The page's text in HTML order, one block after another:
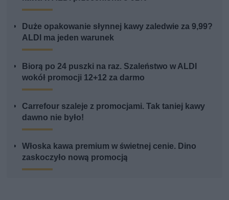
Duże opakowanie słynnej kawy zaledwie za 9,99?
ALDI ma jeden warunek
Biorą po 24 puszki na raz. Szaleństwo w ALDI
wokół promocji 12+12 za darmo
Carrefour szaleje z promocjami. Tak taniej kawy
dawno nie było!
Włoska kawa premium w świetnej cenie. Dino
zaskoczyło nową promocją